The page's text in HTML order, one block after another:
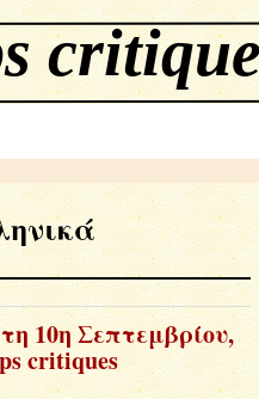
Revue
Livres
Textes
10η Σεπτεμβρίου,
critiques